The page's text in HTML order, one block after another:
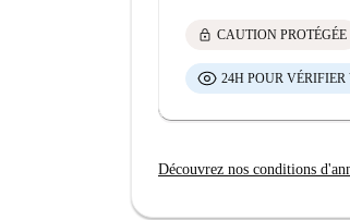
lock CAUTION PROTÉGÉE
24H POUR
Découvrez nos conditions